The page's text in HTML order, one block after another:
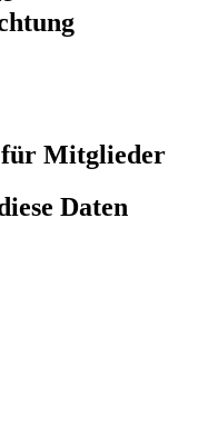
für Mitglieder
Daten